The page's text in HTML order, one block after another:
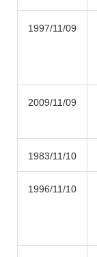
1997/11/09
2009/11/09
1983/11/10
1996/11/10